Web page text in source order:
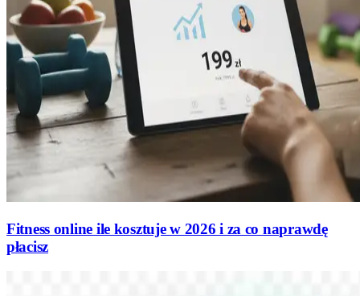
Fitness online ile kosztuje w 2026 i za co naprawdę
płacisz